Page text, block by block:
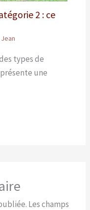
2 : ce
Jean
types de
une
Les champs